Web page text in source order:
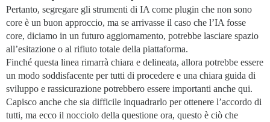
Pertanto, segregare gli strumenti di IA come plugin che non sono
core è un buon approccio, ma se arrivasse il caso che l’IA fosse
core, diciamo in un futuro aggiornamento, potrebbe lasciare spazio
all’esitazione o al rifiuto totale della piattaforma.
Finché questa linea rimarrà chiara e delineata, allora potrebbe essere
un modo soddisfacente per tutti di procedere e una chiara guida di
sviluppo e rassicurazione potrebbero essere importanti anche qui.
Capisco anche che sia difficile inquadrarlo per ottenere l’accordo di
tutti, ma ecco il nocciolo della questione ora, questo è ciò che